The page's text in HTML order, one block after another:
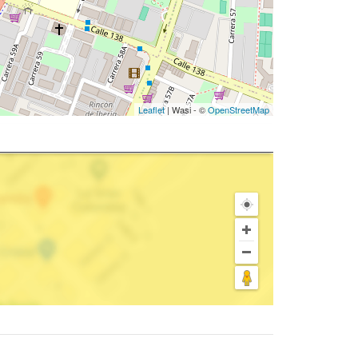
Leaflet| Wasi - ©OpenStreetMap